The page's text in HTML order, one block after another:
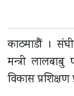
काठमाडौं ।
मन्त्री
विकास प्रशिक्षण